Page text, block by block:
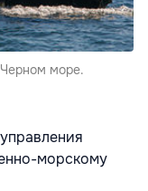
море.
морскому